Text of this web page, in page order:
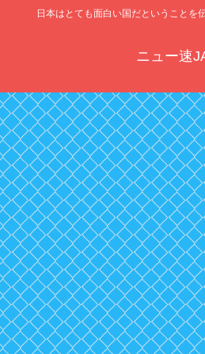
日本はとても面白い国だということを
ニュー速